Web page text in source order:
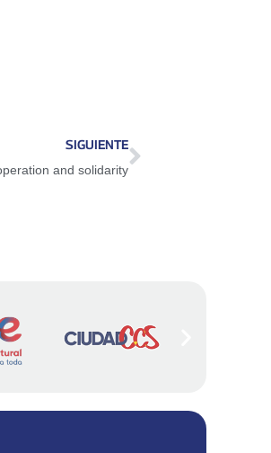
SIGUIENTE
and solidarity